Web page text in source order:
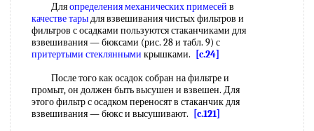
Дляопределения механических примесей в
качестве тарыдля взвешивания чистых фильтров и
фильтров с осадками пользуются стаканчиками для
взвешивания — бюксами (рис. 28 и табл. 9) с
притертыми стеклянными крышками.
[c.24]
После того как осадок собран на фильтре и
промыт, он должен быть высушен и взвешен. Для
этого фильтр с осадком переносят в стаканчик для
взвешивания — бюкс и высушивают.
[c.121]